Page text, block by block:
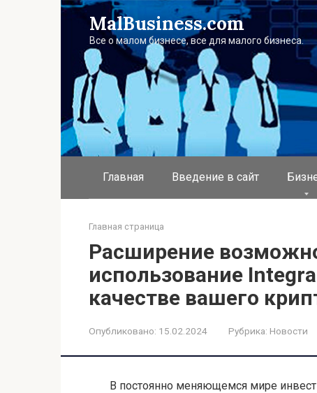
MalBusiness.com
Все о малом бизнесе, все для малого бизнеса.
Главная Введение в сайт
Главная страница
Расширение
использование
качестве вашего
Опубликовано: 15.02.2024 Рубрика: Новости
В постоянно меняющемся мире